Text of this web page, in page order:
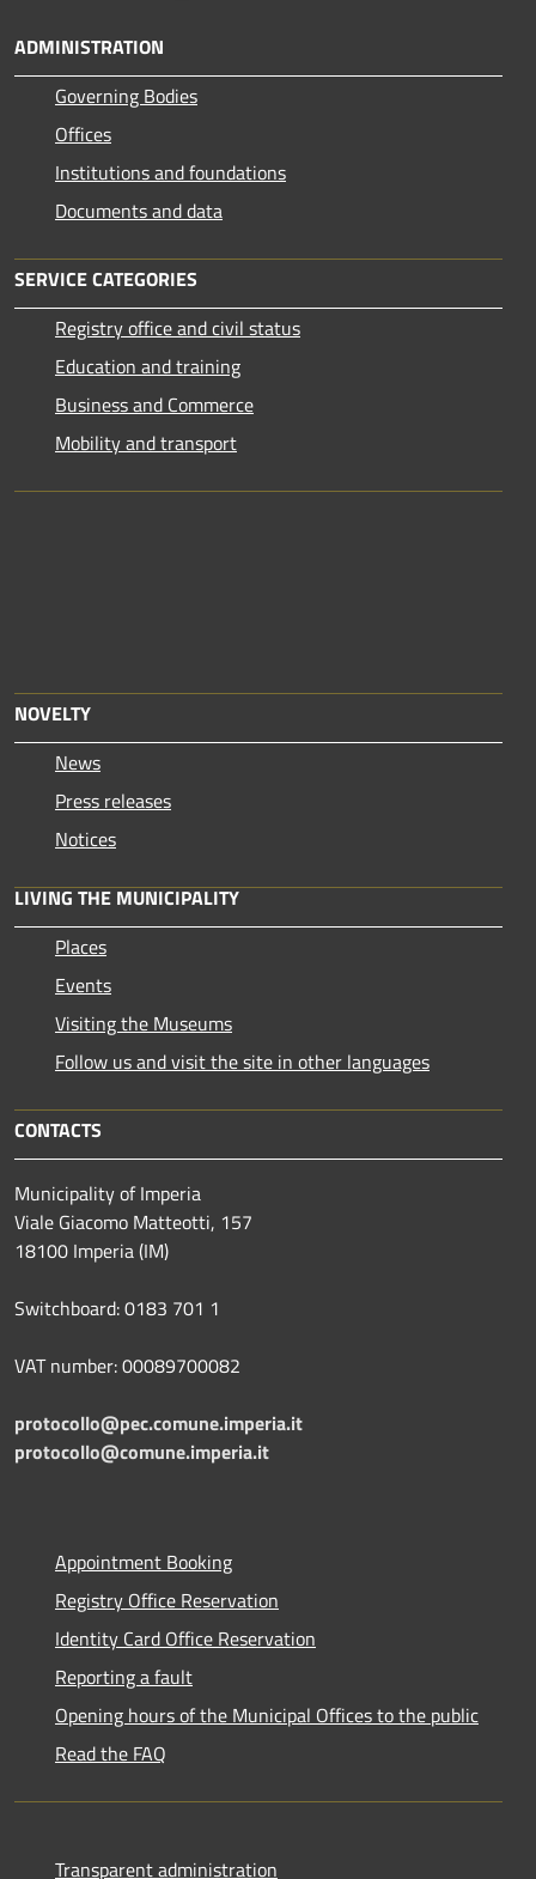
ADMINISTRATION
Governing Bodies
Offices
Institutions and foundations
Documents and data
SERVICE CATEGORIES
Registry office and civil status
Education and training
Business and Commerce
Mobility and transport
NOVELTY
News
Press releases
Notices
LIVING THE MUNICIPALITY
Places
Events
Visiting the Museums
Follow us and visit the site in other languages
CONTACTS
Municipality of Imperia
Viale Giacomo Matteotti, 157
18100 Imperia (IM)
Switchboard: 0183 701 1
VAT number: 00089700082
protocollo@pec.comune.imperia.it
protocollo@comune.imperia.it
Appointment Booking
Registry Office Reservation
Identity Card Office Reservation
Reporting a fault
Opening hours of the Municipal Offices to the public
Read the FAQ
Transparent administration